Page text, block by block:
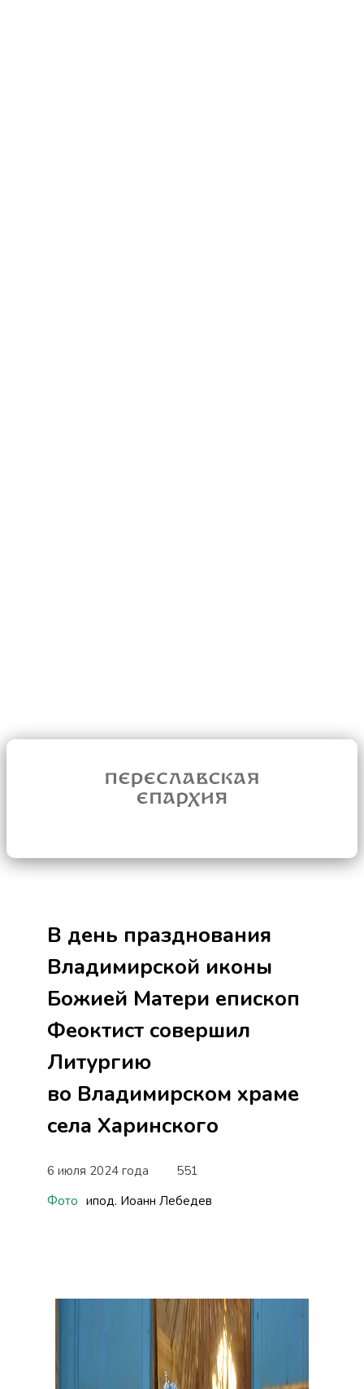
В день празднования
Владимирской иконы
Божией Матери епископ
Феоктист совершил
Литургию
во Владимирском храме
села Харинского
6 июля 2024 года
551
Фото ипод. Иоанн Лебедев